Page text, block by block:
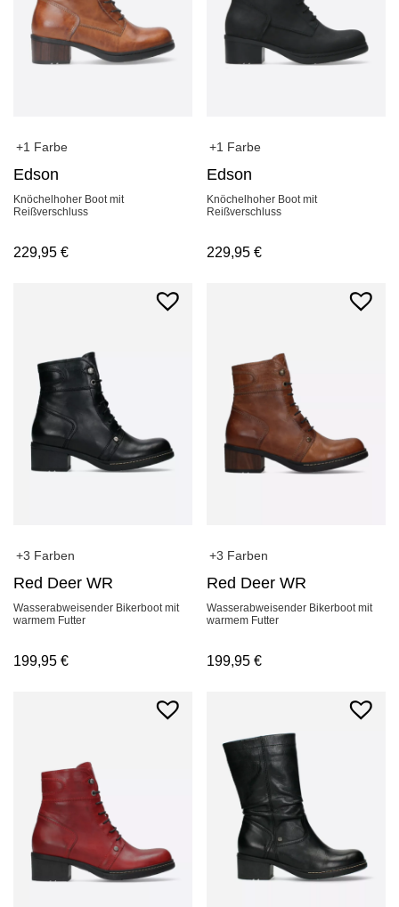
+1 Farbe
Edson
Knöchelhoher Boot mit
Reißverschluss
229,95 €
+1 Farbe
Edson
Knöchelhoher Boot mit
Reißverschluss
229,95€
+3 Farben
Red Deer WR
Wasserabweisender Bikerboot mit
warmem Futter
199,95 €
+3 Farben
Red Deer WR
Wasserabweisender Bikerboot mit
warmem Futter
199,95€